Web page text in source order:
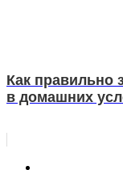
Как правильно
в домашних